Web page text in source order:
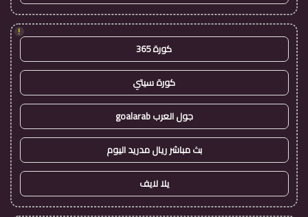
!
كورة 365
كورة سيتي
جول العرب goalarab
بث مباشر ريال مدريد اليوم
يلا لايف